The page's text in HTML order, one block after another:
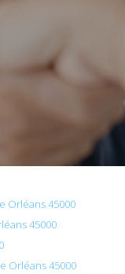
Orléans 45000
45000
Orléans 45000